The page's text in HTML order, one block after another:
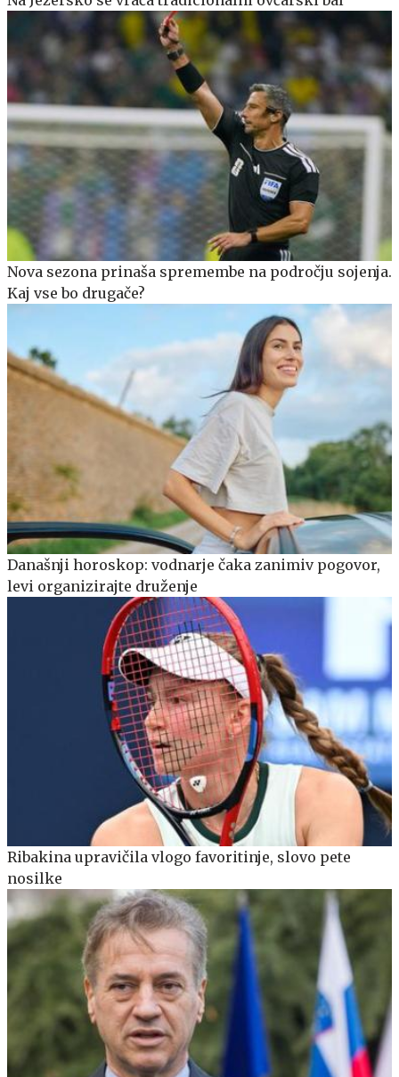
Nova sezona prinaša spremembe na področju sojenja.
Kaj vse bo drugače?
Današnji horoskop: vodnarje čaka zanimiv pogovor,
levi organizirajte druženje
Ribakina upravičila vlogo favoritinje, slovo pete
nosilke